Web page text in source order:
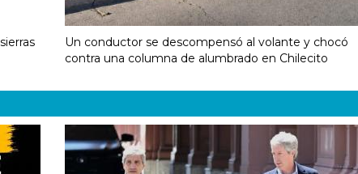
Un conductor se descompensó al volante y chocó
contra una columna de alumbrado en Chilecito